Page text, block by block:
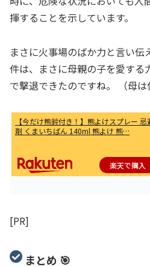
揮することを示しています。
まさに火事場のばか力と言い
件は、まさに母親の子を愛する
で撃退できたのですね。 （母は
【今だけ熊鈴付き！】熊よけスプレー 忌
剤 くまいちばん 140ml 熊よけ 熊…
楽天で購入
[PR]
まとめ 🎯